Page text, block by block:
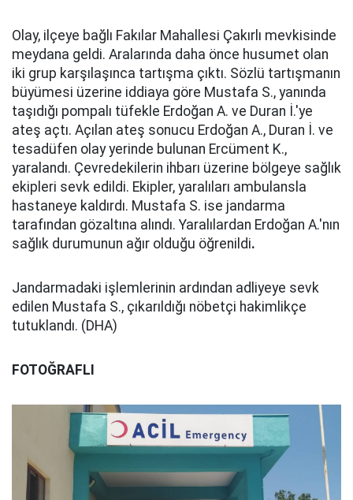
Olay, ilçeye bağlı Fakılar Mahallesi Çakırlı mevkisinde
meydana geldi. Aralarında daha önce husumet olan
iki grup karşılaşınca tartışma çıktı. Sözlü tartışmanın
büyümesi üzerine iddiaya göre Mustafa S., yanında
taşıdığı pompalı tüfekle Erdoğan A. ve Duran İ.'ye
ateş açtı. Açılan ateş sonucu Erdoğan A., Duran İ. ve
tesadüfen olay yerinde bulunan Ercüment K.,
yaralandı. Çevredekilerin ihbarı üzerine bölgeye sağlık
ekipleri sevk edildi. Ekipler, yaralıları ambulansla
hastaneye kaldırdı. Mustafa S. ise jandarma
tarafından gözaltına alındı. Yaralılardan Erdoğan A.'nın
sağlık durumunun ağır olduğu öğrenildi.
Jandarmadaki işlemlerinin ardından adliyeye sevk
edilen Mustafa S., çıkarıldığı nöbetçi hakimlikçe
tutuklandı. (DHA)
FOTOĞRAFLI